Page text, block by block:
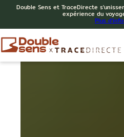
Double Sens et TraceDirecte
expérience du
Plus